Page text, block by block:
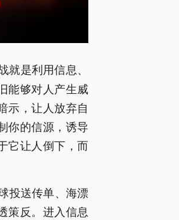
就是利用信息、
能够对人产生威
示，让人放弃自
你的信源，诱导
它让人倒下，而
投送传单、海漂
策反。进入信息